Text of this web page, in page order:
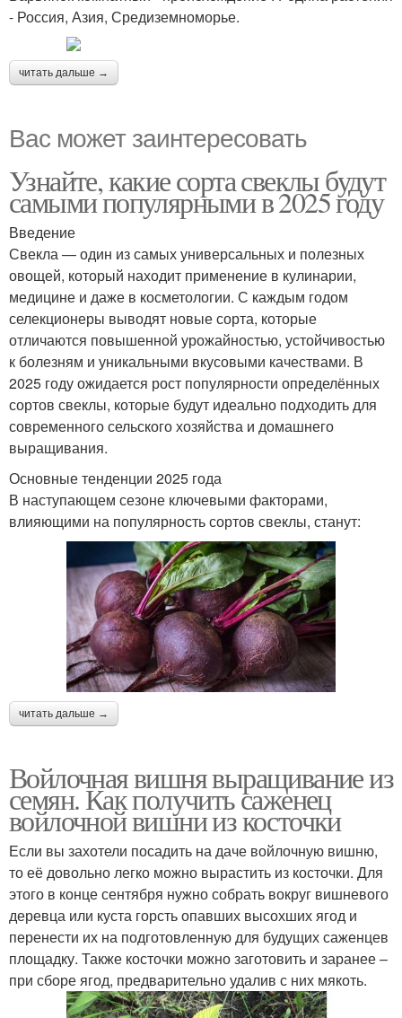
- Россия, Азия, Средиземноморье.
читать дальше →
Вас может заинтересовать
Узнайте, какие сорта свеклы будут
самыми популярными в 2025 году
Введение
Свекла — один из самых универсальных и полезных
овощей, который находит применение в кулинарии,
медицине и даже в косметологии. С каждым годом
селекционеры выводят новые сорта, которые
отличаются повышенной урожайностью, устойчивостью
к болезням и уникальными вкусовыми качествами. В
2025 году ожидается рост популярности определённых
сортов свеклы, которые будут идеально подходить для
современного сельского хозяйства и домашнего
выращивания.
Основные тенденции 2025 года
В наступающем сезоне ключевыми факторами,
влияющими на популярность сортов свеклы, станут:
читать дальше →
Войлочная вишня выращивание из
семян. Как получить саженец
войлочной вишни из косточки
Если вы захотели посадить на даче войлочную вишню,
то её довольно легко можно вырастить из косточки. Для
этого в конце сентября нужно собрать вокруг вишневого
деревца или куста горсть опавших высохших ягод и
перенести их на подготовленную для будущих саженцев
площадку. Также косточки можно заготовить и заранее –
при сборе ягод, предварительно удалив с них мякоть.